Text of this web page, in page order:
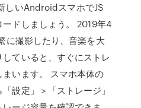
しいAndroidスマホでJS
ドしましょう。 2019年4
に撮影したり、音楽を大
ていると、すぐにストレ
います。 スマホ本体の
設定」＞「ストレージ」